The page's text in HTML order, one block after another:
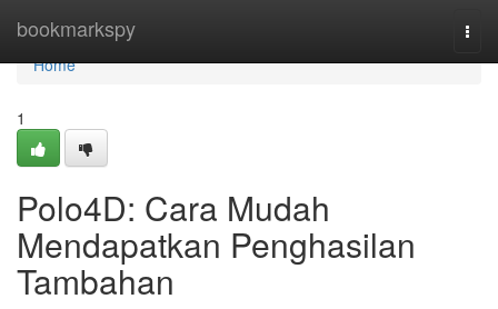
bookmarkspy
Home
Home
1
Polo4D: Cara Mudah
Mendapatkan Penghasilan
Tambahan